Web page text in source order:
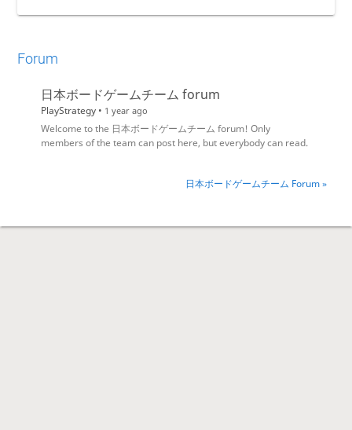
Forum
日本ボードゲームチーム forum
PlayStrategy • 1 year ago
Welcome to the 日本ボードゲームチーム forum! Only
members of the team can post here, but everybody can read.
日本ボードゲームチーム Forum »